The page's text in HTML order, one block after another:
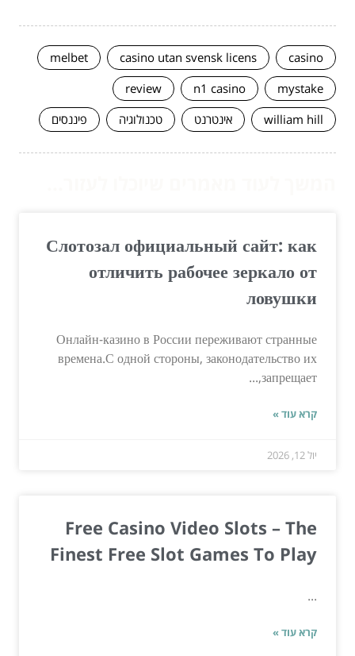
casino
casino utan svensk licens
melbet
mystake
n1 casino
review
william hill
אינטרנט טכנולוגיה פיננסים
Слотозал официальный сайт: как
отличить рабочее зеркало от
ловушки
Онлайн-казино в России переживают странные
времена.С одной стороны, законодательство их
запрещает,...
קרא עוד »
יול 12, 2026
Free Casino Video Slots – The
Finest Free Slot Games To Play
...
קרא עוד »